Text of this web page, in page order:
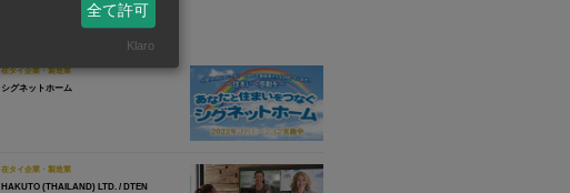
在タイ企業情報
在タイ企業・製造業
シグネットホーム
在タイ企業・製造業
HAKUTO (THAILAND) LTD. / DTEN
全て許可
Klaro